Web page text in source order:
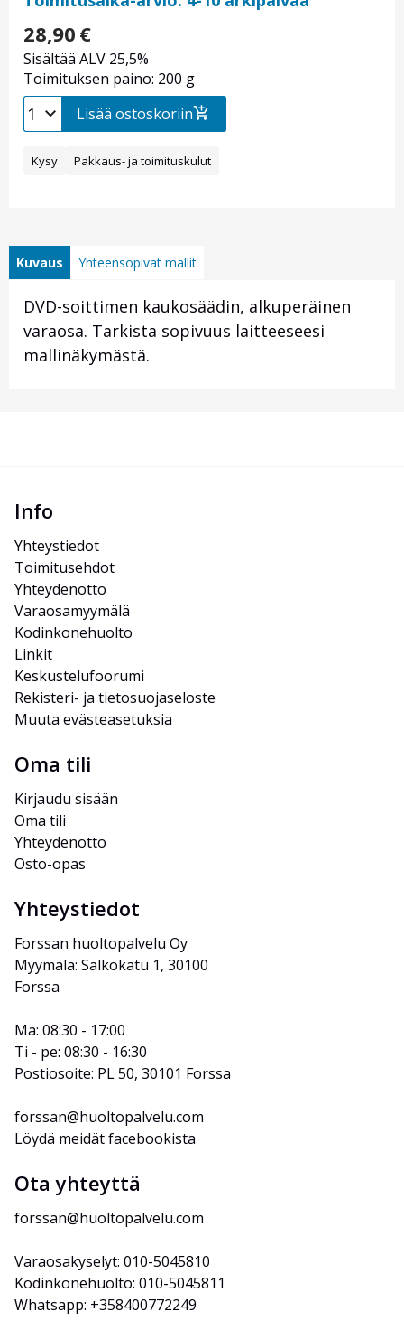
28,90 €
Sisältää ALV 25,5%
Toimituksen paino: 200 g
Lisää ostoskoriin
Kysy Pakkaus- ja toimituskulut
Kuvaus Yhteensopivat mallit
DVD-soittimen kaukosäädin, alkuperäinen
varaosa. Tarkista sopivuus laitteeseesi
mallinäkymästä.
Info
Yhteystiedot
Toimitusehdot
Yhteydenotto
Varaosamyymälä
Kodinkonehuolto
Linkit
Keskustelufoorumi
Rekisteri- ja tietosuojaseloste
Muuta evästeasetuksia
Oma tili
Kirjaudu sisään
Oma tili
Yhteydenotto
Osto-opas
Yhteystiedot
Forssan huoltopalvelu Oy
Myymälä: Salkokatu 1, 30100
Forssa
Ma: 08:30 - 17:00
Ti - pe: 08:30 - 16:30
Postiosoite: PL 50, 30101 Forssa
forssan@huoltopalvelu.com
Löydä meidät facebookista
Ota yhteyttä
forssan@huoltopalvelu.com
Varaosakyselyt: 010-5045810
Kodinkonehuolto: 010-5045811
Whatsapp: +358400772249